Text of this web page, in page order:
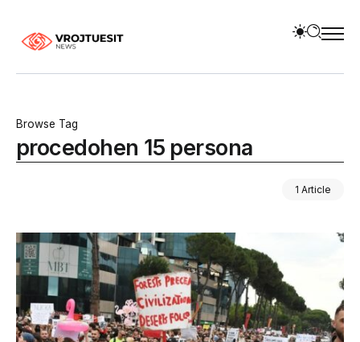
Browse Tag
procedohen 15 persona
1 Article